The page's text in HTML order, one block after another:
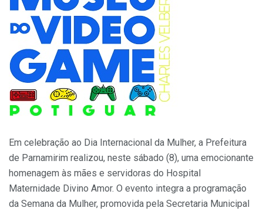
Em celebração ao Dia Internacional da Mulher, a Prefeitura
de Parnamirim realizou, neste sábado (8), uma emocionante
homenagem às mães e servidoras do Hospital
Maternidade Divino Amor. O evento integra a programação
da Semana da Mulher, promovida pela Secretaria Municipal